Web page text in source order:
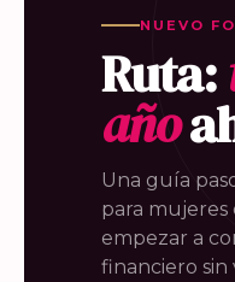
NUEVO
Ruta:
año
Una guía
para
empezar a
financiero sin